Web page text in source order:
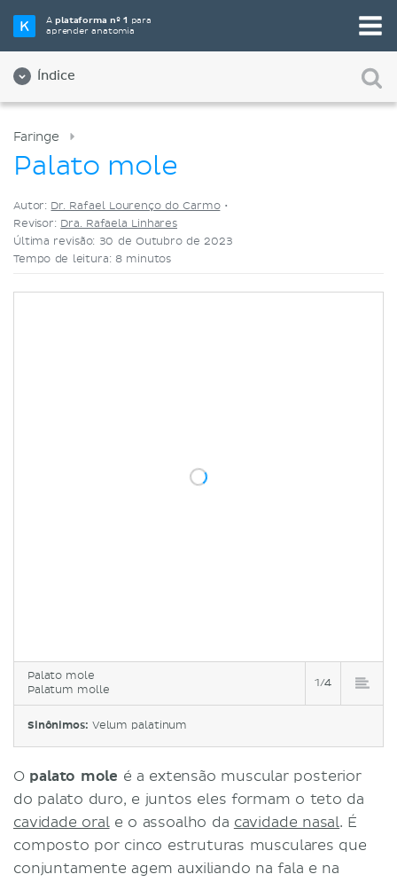
Aplataforma nº 1 para
aprender anatomia
Índice
Selecione a sua ferramenta de estudo favorita
Videoaulas
Faringe
Palato mole
Autor: Dr. Rafael Lourenço do Carmo•
Revisor: Dra. Rafaela Linhares
Última revisão: 30 de Outubro de 2023
Tempo de leitura: 8 minutos
Palato mole
Palatum molle
1/4
Sinônimos: Velum palatinum
O palato mole é a extensão muscular posterior
do palato duro, e juntos eles formam o teto da
cavidade orale o assoalho da cavidade nasal. É
composto por cinco estruturas musculares que
conjuntamente agem auxiliando na fala e na